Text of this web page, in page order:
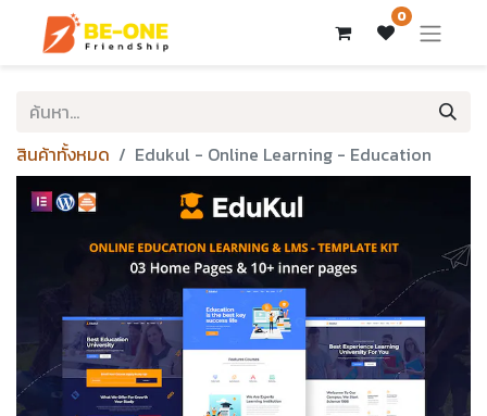
0
สินค้าทั้งหมด Edukul - Online Learning - Education